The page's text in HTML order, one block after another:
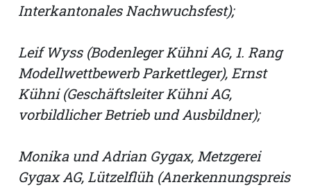
Interkantonales Nachwuchsfest);
Leif Wyss (Bodenleger Kühni AG, 1. Rang
Modellwettbewerb Parkettleger), Ernst
Kühni (Geschäftsleiter Kühni AG,
vorbildlicher Betrieb und Ausbildner);
Monika und Adrian Gygax, Metzgerei
Gygax AG, Lützelflüh (Anerkennungspreis